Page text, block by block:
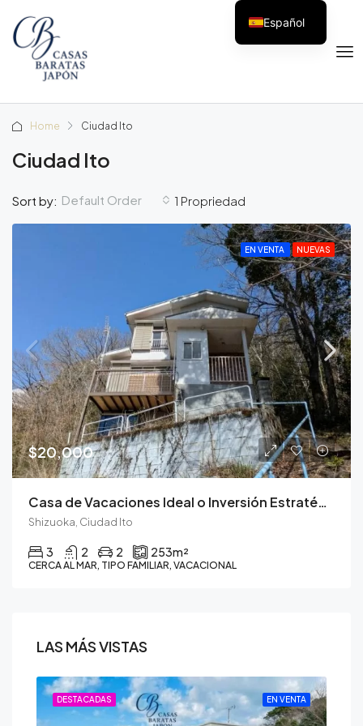
Home Ciudad Ito
Ciudad Ito
1 Propriedad
Sort by: Default Order
EN VENTA NUEVAS
$20,000
Casa de Vacaciones Ideal o Inversión Estratégica en la Península de Izu
Shizuoka, Ciudad Ito
3 2 2 253m²
CERCA AL MAR, TIPO FAMILIAR, VACACIONAL
LAS MÁS VISTAS
EN VENTA
DESTACADAS
Español